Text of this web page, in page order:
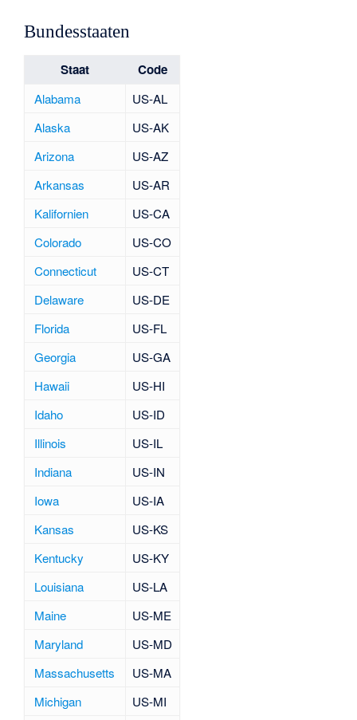
Bundesstaaten
Staat Code
Alabama
US-AL
Alaska
US-AK
Arizona
US-AZ
Arkansas
US-AR
Kalifornien
US-CA
Colorado
US-CO
Connecticut
US-CT
Delaware
US-DE
Florida
US-FL
Georgia
US-GA
Hawaii
US-HI
Idaho
US-ID
Illinois
US-IL
Indiana
US-IN
Iowa
US-IA
Kansas
US-KS
Kentucky
US-KY
Louisiana
US-LA
Maine
US-ME
Maryland
US-MD
Massachusetts
US-MA
Michigan
US-MI